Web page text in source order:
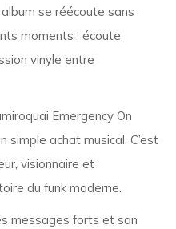
se réécoute sans
moments : écoute
vinyle entre
Emergency On
simple achat musical. C’est
visionnaire et
du funk moderne.
messages forts et son